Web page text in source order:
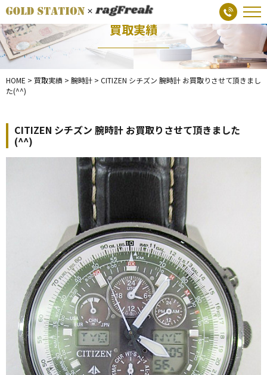
買取実績
HOME > 買取実績 > 腕時計 > CITIZEN シチズン 腕時計 お買取りさせて頂きまし
た(^^)
CITIZEN シチズン 腕時計 お買取りさせて頂きました
(^^)